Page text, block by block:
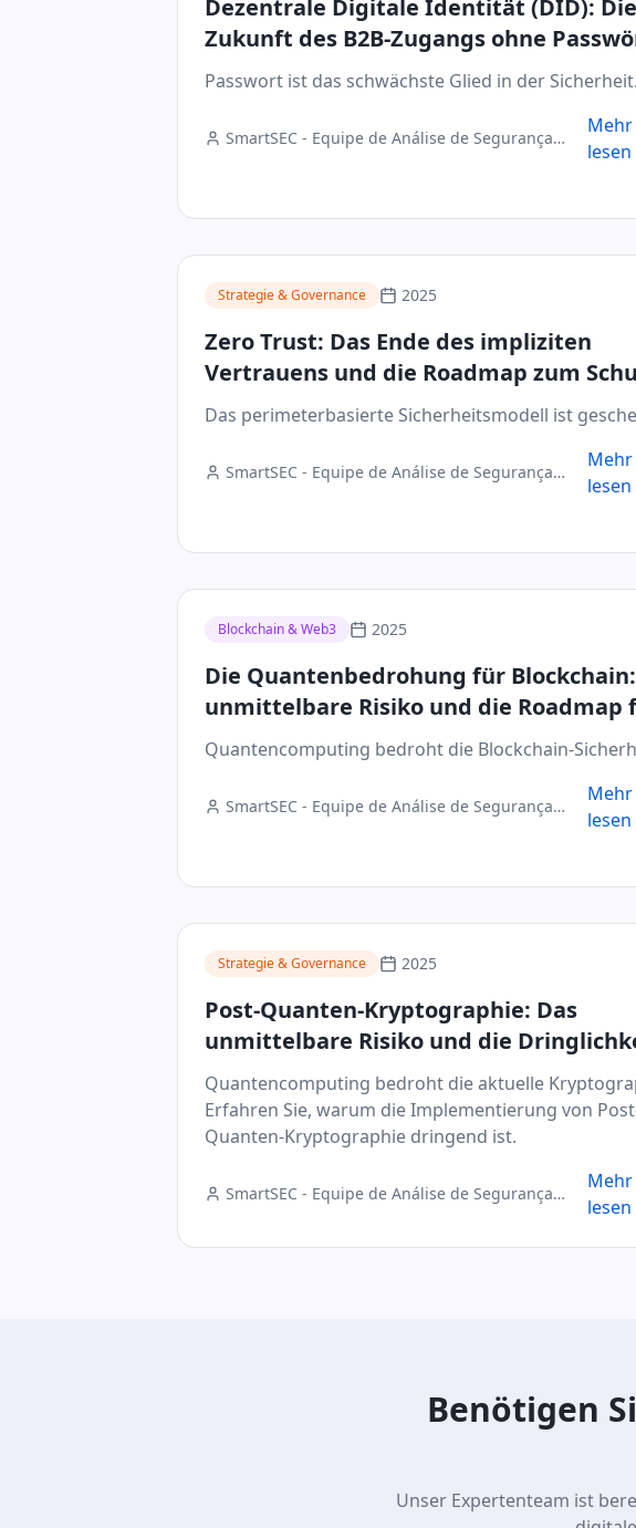
Dezentrale Digitale Identität (DID): Die
Zukunft des B2B-Zugangs ohne
Passwort ist das schwächste Glied in der Sicherheit.
SmartSEC - Equipe de Análise de Segurança
Mehr
lesen
Strategie & Governance 2025
Zero Trust: Das Ende des impliziten
Vertrauens und die Roadmap zum
des hybriden Zugangs
Das perimeterbasierte Sicherheitsmodell ist
SmartSEC - Equipe de Análise de Segurança
Mehr
lesen
Blockchain & Web3 2025
Die Quantenbedrohung für
unmittelbare Risiko und die Roadmap
Quantum-Safe-Kryptografie
Quantencomputing bedroht die Blockchain-
SmartSEC - Equipe de Análise de Segurança
Mehr
lesen
Strategie & Governance 2025
Post-Quanten-Kryptographie: Das
unmittelbare Risiko und die
der Umsetzung
Quantencomputing bedroht die aktuelle
Erfahren Sie, warum die Implementierung von
Quanten-Kryptographie dringend ist.
SmartSEC - Equipe de Análise de Segurança
Mehr
lesen
Benötigen
Unser Expertenteam ist